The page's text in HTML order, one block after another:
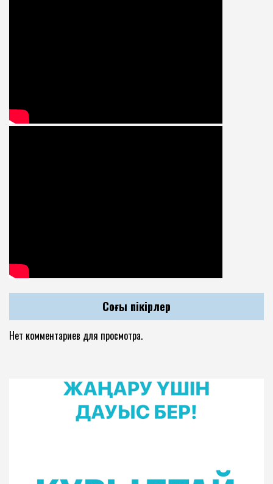
Соңғы пікірлер
Нет комментариев для просмотра.